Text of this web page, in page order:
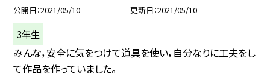
公開日 2021/05/10 更新日 2021/05/10
3年生
みんな，安全に気をつけて道具を使い，自分なりに工夫をし
て作品を作っていました。